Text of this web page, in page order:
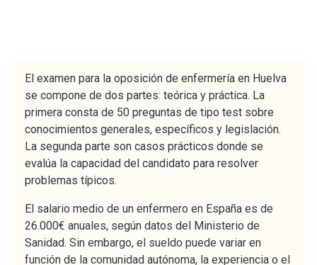
El examen para la oposición de enfermería en Huelva
se compone de dos partes: teórica y práctica. La
primera consta de 50 preguntas de tipo test sobre
conocimientos generales, específicos y legislación.
La segunda parte son casos prácticos donde se
evalúa la capacidad del candidato para resolver
problemas típicos.
El salario medio de un enfermero en España es de
26.000€ anuales, según datos del Ministerio de
Sanidad. Sin embargo, el sueldo puede variar en
función de la comunidad autónoma, la experiencia o el